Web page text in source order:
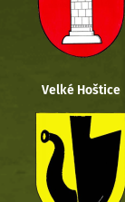
Velké Hoštice